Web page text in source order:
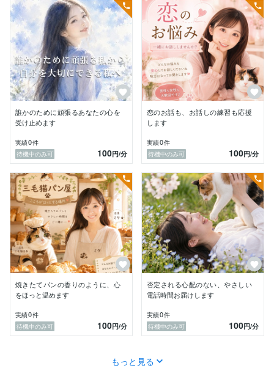
でも　DVからの鬱になり
家族で教室に通いはじめたころ
「ほんとうに助けて欲しかったのは
自分自身だったんだ」と気がつき
それからは
自分を大切にすることも
たいせつ♡に‥✨✨
早産児の我が子出産後は
ボランティア活動を4年
✾他にも私が大切にしていること
私は、お話を否定したり無理にアドバイスを押し付けた
りすることはありません。
ただ、縁側でひなたぼっこをしている三毛猫のようにあ
なたの隣でゆっくりお話をお聴きします。
「こんな些細なことで電話してもいいのかな？」
まとまらない独り言も溜まった愚痴も、ときには「ただ
誰かの声が聞きたい」という寂しさもすべて大切に受け
止めます。
✾こんな時、お耳をお貸しします
った時まるでお友達のように☺︎
誰かのために頑張るあなたの心を
受け止めます
実績0件
待機中のみ可
100円/分
恋のお話も、お話しの練習も応援
します
実績0件
待機中のみ可
100円/分
焼きたてパンの香りのように、心
をほっと温めます
実績0件
待機中のみ可
100円/分
否定される心配のない、やさしい
電話時間お届けします
実績0件
待機中のみ可
100円/分
もっと見る